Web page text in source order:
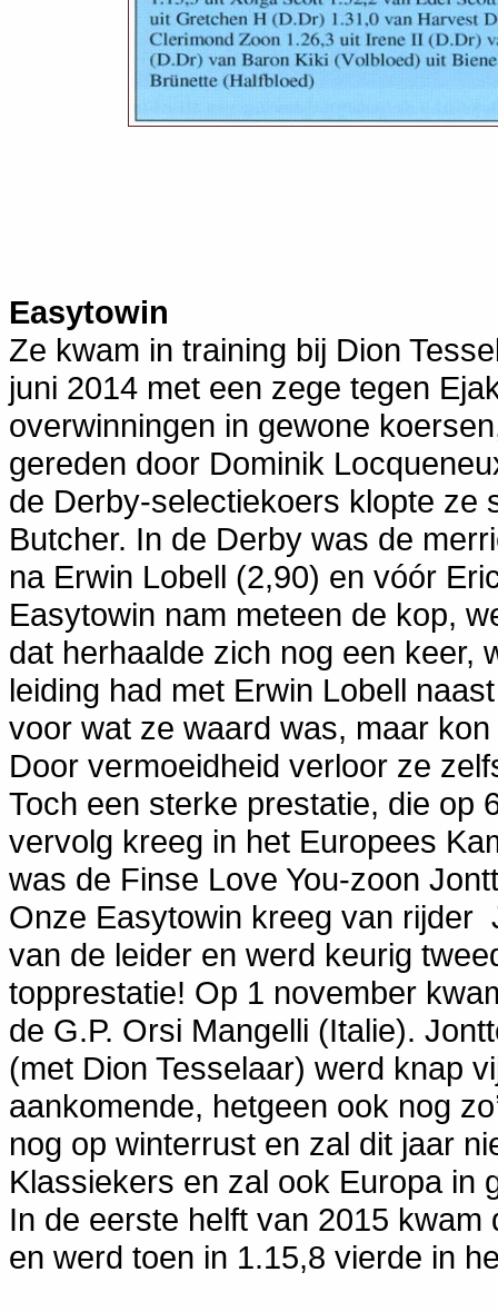
Easytowin
Ze kwam in training bij Dion
juni 2014 met een zege tegen
overwinningen in gewone
gereden door Dominik
de Derby-selectiekoers klopte ze
Butcher. In de Derby was de
na Erwin Lobell (2,90) en vóór
Easytowin nam meteen de kop,
dat herhaalde zich nog een keer,
leiding had met Erwin Lobell
voor wat ze waard was, maar
Door vermoeidheid verloor ze
Toch een sterke prestatie, die op
vervolg kreeg in het Europees
was de Finse Love You-zoon
Onze Easytowin kreeg van rijder
van de leider en werd keurig
topprestatie! Op 1 november
de G.P. Orsi Mangelli (Italie).
(met Dion Tesselaar) werd knap
aankomende, hetgeen ook nog
nog op winterrust en zal dit jaar
Klassiekers en zal ook Europa in
In de eerste helft van 2015
en werd toen in 1.15,8 vierde in